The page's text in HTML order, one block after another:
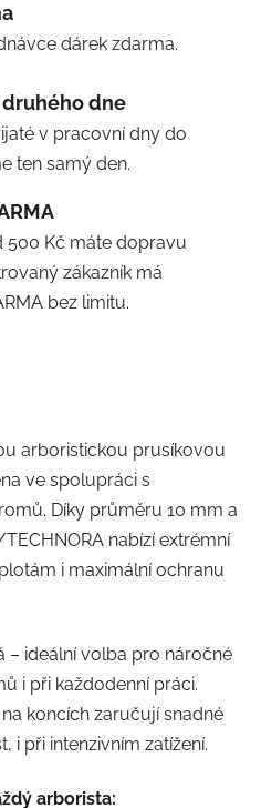
dárek zdarma.
dne
v pracovní dny do
ten samý den.
500 Kč máte dopravu
zákazník má
bez limitu.
arboristickou prusíkovou
ve spolupráci s
Díky průměru 10 mm a
nabízí extrémní
i maximální ochranu
– ideální volba pro náročné
i při každodenní práci.
koncích zaručují snadné
i při intenzivním zatížení.
arborista: